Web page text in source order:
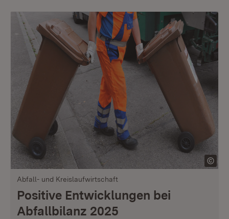
Abfall- und Kreislaufwirtschaft
Positive Entwicklungen bei
Abfallbilanz 2025